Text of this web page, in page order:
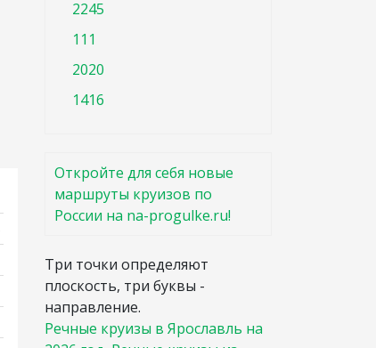
2245
111
2020
1416
Откройте для себя новые
маршруты круизов по
России на na-progulke.ru!
Три точки определяют
плоскость, три буквы -
направление.
Речные круизы в Ярославль на